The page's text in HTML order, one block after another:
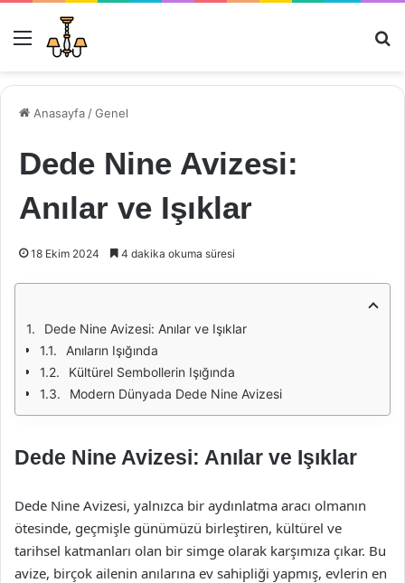
Menü
Anasayfa /Genel
Dede Nine Avizesi:
Anılar ve Işıklar
18 Ekim 2024 4 dakika okuma süresi
Dede Nine Avizesi: Anılar ve Işıklar
Anıların Işığında
Kültürel Sembollerin Işığında
Modern Dünyada Dede Nine Avizesi
Dede Nine Avizesi: Anılar ve Işıklar
Dede Nine Avizesi, yalnızca bir aydınlatma aracı olmanın
ötesinde, geçmişle günümüzü birleştiren, kültürel ve
tarihsel katmanları olan bir simge olarak karşımıza çıkar. Bu
avize, birçok ailenin anılarına ev sahipliği yapmış, evlerin en